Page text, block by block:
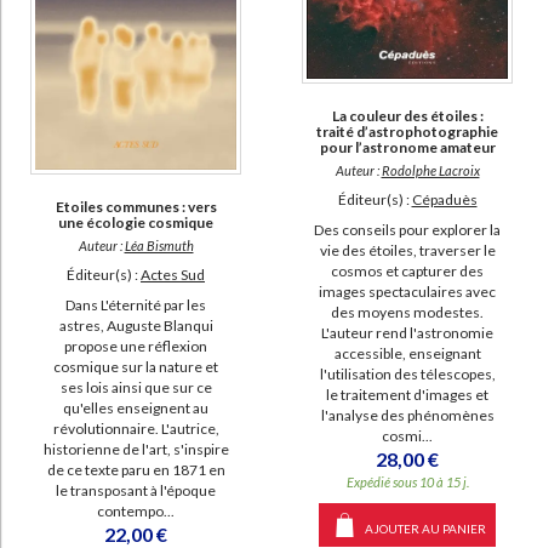
Etoiles communes : vers
une écologie cosmique
Auteur :Léa Bismuth
Éditeur(s) :Actes Sud
Dans L'éternité par les
astres, Auguste Blanqui
propose une réflexion
cosmique sur la nature et
ses lois ainsi que sur ce
qu'elles enseignent au
révolutionnaire. L'autrice,
historienne de l'art, s'inspire
de ce texte paru en 1871 en
le transposant à l'époque
contempo...
22,00 €
La couleur des étoiles :
traité d’astrophotographie
pour l’astronome amateur
Auteur :Rodolphe Lacroix
Éditeur(s) : Cépaduès
Des conseils pour explorer la
vie des étoiles, traverser le
cosmos et capturer des
images spectaculaires avec
des moyens modestes.
L'auteur rend l'astronomie
accessible, enseignant
l'utilisation des télescopes,
le traitement d'images et
l'analyse des phénomènes
cosmi...
28,00 €
Expédié sous 10 à 15 j.
AJOUTER AU PANIER